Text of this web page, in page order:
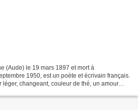
(Aude) le 19 mars 1897 et mort à
1950, est un poète et écrivain français.
léger, changeant, couleur de thé, un amour